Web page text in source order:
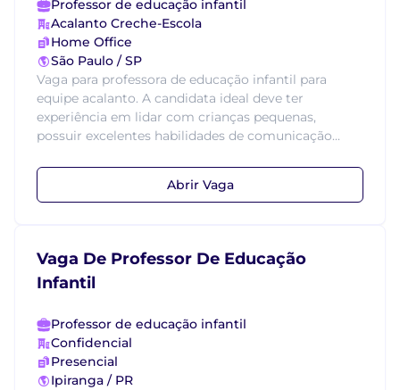
Professor de educação infantil
Acalanto Creche-Escola
Home Office
São Paulo / SP
Vaga para professora de educação infantil para
equipe acalanto. A candidata ideal deve ter
experiência em lidar com crianças pequenas,
possuir excelentes habilidades de comunicação...
Abrir Vaga
Vaga De Professor De Educação
Infantil
Professor de educação infantil
Confidencial
Presencial
Ipiranga / PR